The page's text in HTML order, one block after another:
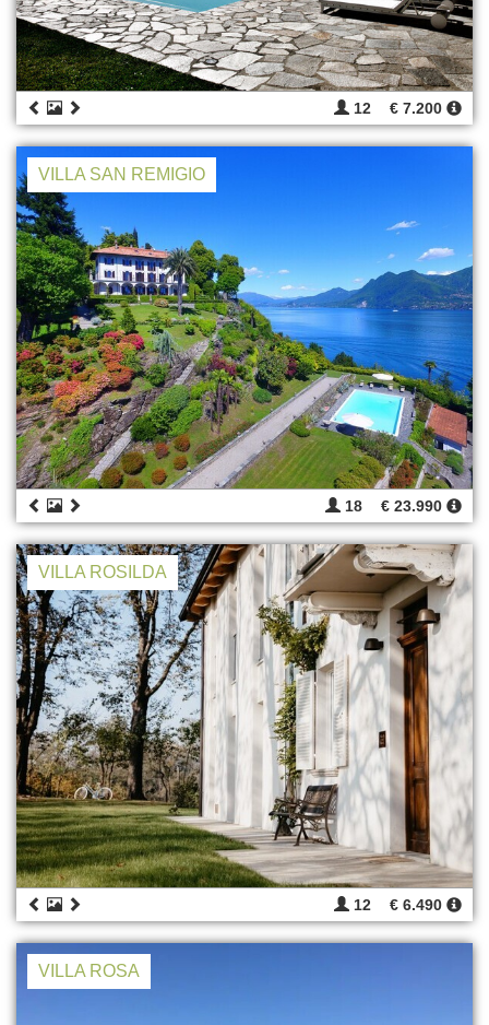
12 € 7.200
VILLA SAN REMIGIO
18 € 23.990
VILLA ROSILDA
12 € 6.490
VILLA ROSA